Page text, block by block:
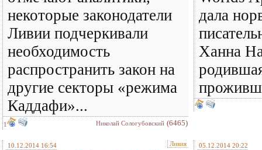
некоторые законодатели
Ливии подчеркивали
необходимость
распространить закон на
другие секторы «режима
Каддафи»...
1 Николай Сологубовский (6465)
дала
Ханна
10.12.2014 16:54 Ливия 05.12.2014 20:22